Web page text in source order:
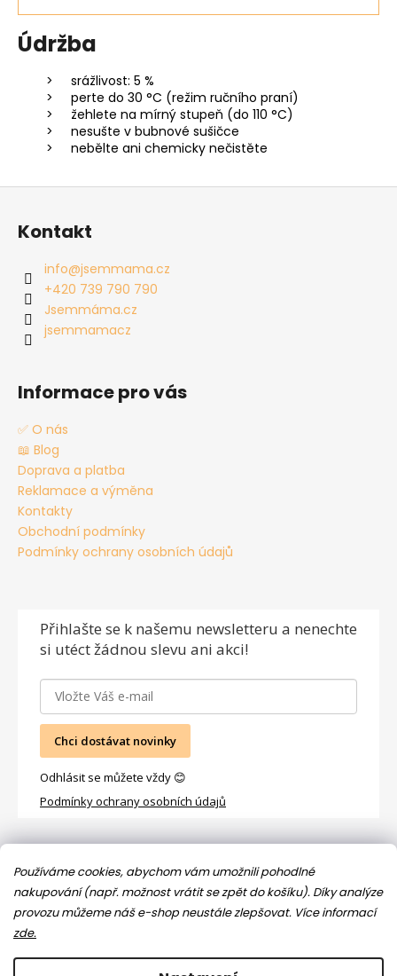
Používáme cookies, abychom vám umožnili pohodlné
nakupování (např. možnost vrátit se zpět do košíku). Díky analýze
provozu můžeme náš e-shop neustále zlepšovat. Více informací
zde.
Údržba
srážlivost: 5 %
perte do 30 °C (režim ručního praní)
žehlete na mírný stupeň (do 110 °C)
nesušte v bubnové sušičce
nebělte ani chemicky nečistěte
Kontakt
info@jsemmama.cz
+420 739 790 790
Jsemmáma.cz
jsemmamacz
Informace pro vás
✅ O nás
📖 Blog
Doprava a platba
Reklamace a výměna
Kontakty
Obchodní podmínky
Podmínky ochrany osobních údajů
Přihlašte se k našemu newsletteru a nenechte
si utéct žádnou slevu ani akci!
Chci dostávat novinky
Odhlásit se můžete vždy 😊
Podmínky ochrany osobních údajů
Facebook